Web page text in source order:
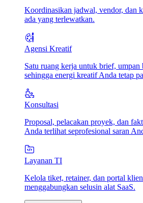
Koordinasikan jadwal, vendor, dan
ada yang terlewatkan.
Agensi Kreatif
Satu ruang kerja untuk brief, umpan
sehingga energi kreatif Anda tetap
Konsultasi
Proposal, pelacakan proyek, dan
Anda terlihat seprofesional saran
Layanan TI
Kelola tiket, retainer, dan portal
menggabungkan selusin alat SaaS.